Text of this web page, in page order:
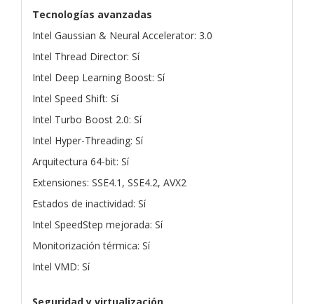
Tecnologías avanzadas
Intel Gaussian & Neural Accelerator: 3.0
Intel Thread Director: Sí
Intel Deep Learning Boost: Sí
Intel Speed Shift: Sí
Intel Turbo Boost 2.0: Sí
Intel Hyper-Threading: Sí
Arquitectura 64-bit: Sí
Extensiones: SSE4.1, SSE4.2, AVX2
Estados de inactividad: Sí
Intel SpeedStep mejorada: Sí
Monitorización térmica: Sí
Intel VMD: Sí
Seguridad y virtualización